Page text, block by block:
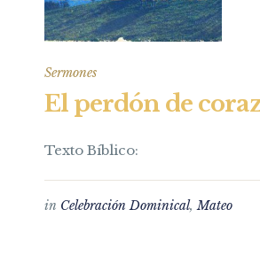
Sermones
El perdón de
Texto Bíblico:
in Celebración Dominical,Mateo